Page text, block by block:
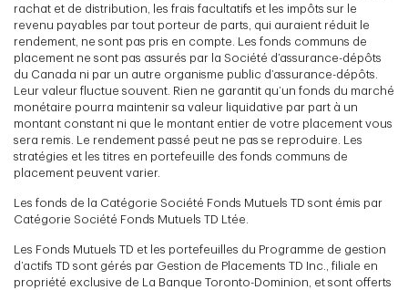
rachat et de distribution, les frais facultatifs et les impôts sur le
revenu payables par tout porteur de parts, qui auraient réduit le
rendement, ne sont pas pris en compte. Les fonds communs de
placement ne sont pas assurés par la Société d’assurance-dépôts
du Canada ni par un autre organisme public d’assurance-dépôts.
Leur valeur fluctue souvent. Rien ne garantit qu’un fonds du marché
monétaire pourra maintenir sa valeur liquidative par part à un
montant constant ni que le montant entier de votre placement vous
sera remis. Le rendement passé peut ne pas se reproduire. Les
stratégies et les titres en portefeuille des fonds communs de
placement peuvent varier.
Les fonds de la Catégorie Société Fonds Mutuels TD sont émis par
Catégorie Société Fonds Mutuels TD Ltée.
Les Fonds Mutuels TD et les portefeuilles du Programme de gestion
d’actifs TD sont gérés par Gestion de Placements TD Inc., filiale en
propriété exclusive de La Banque Toronto-Dominion, et sont offerts